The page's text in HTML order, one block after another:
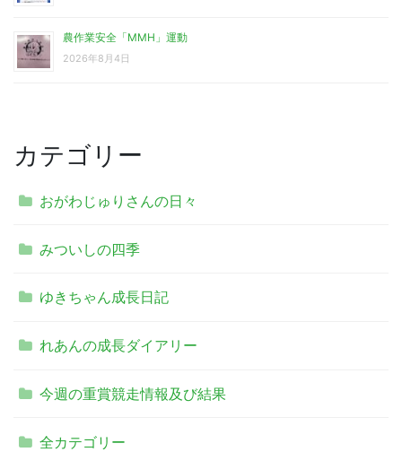
農作業安全「MMH」運動
2026年8月4日
カテゴリー
おがわじゅりさんの日々
みついしの四季
ゆきちゃん成長日記
れあんの成長ダイアリー
今週の重賞競走情報及び結果
全カテゴリー